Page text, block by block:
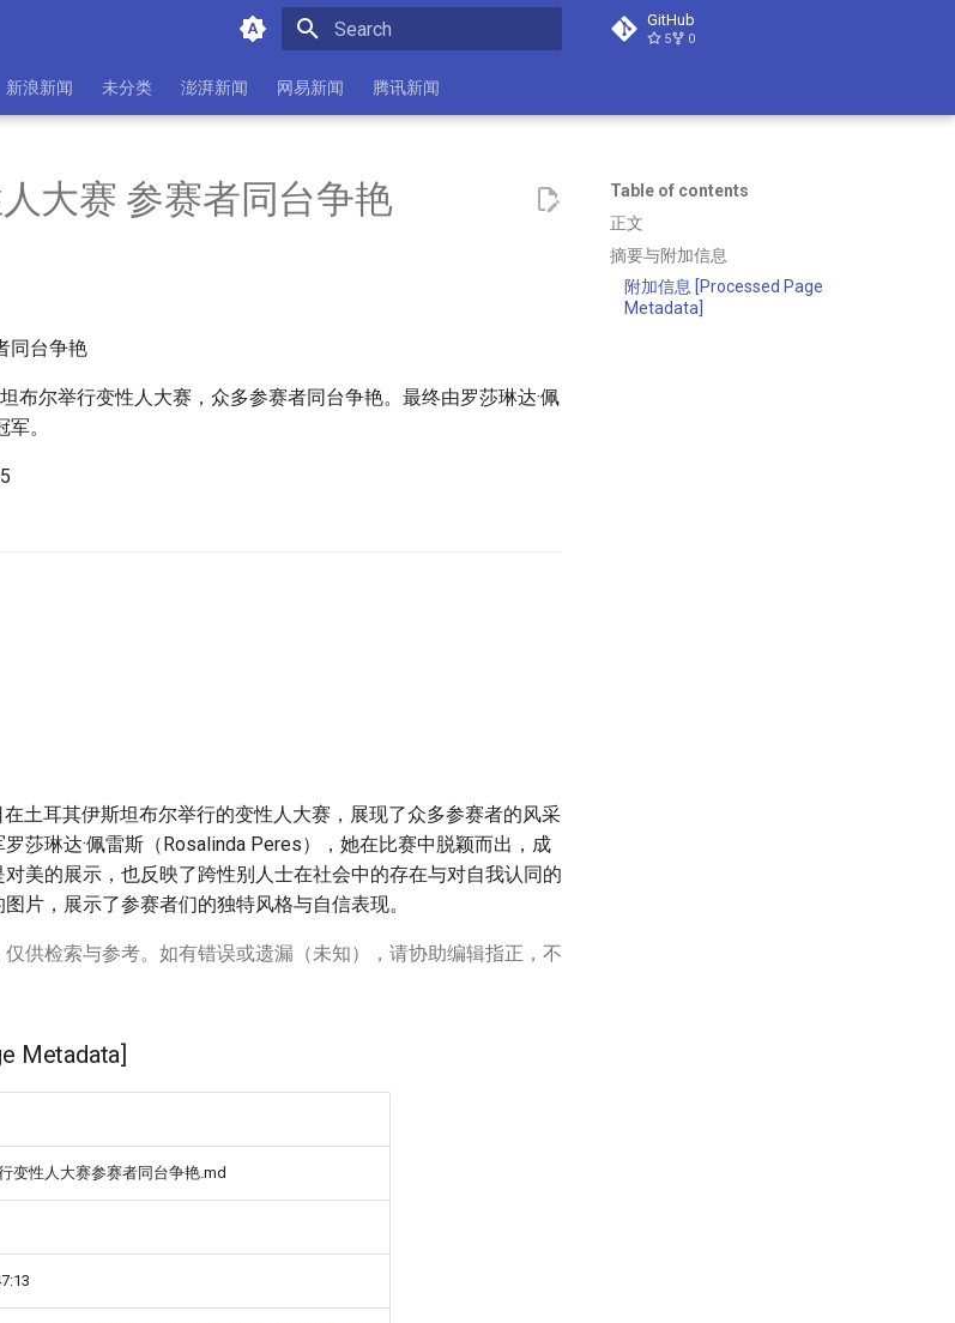
GitHub
5 0
新浪新闻 未分类 澎湃新闻 网易新闻 腾讯新闻
Table of contents
正文
摘要与附加信息
附加信息 [Processed Page
Metadata]
大赛 参赛者同台争艳
布尔举行变性人大赛，众多参赛者同台争艳。最终由罗莎琳达·佩
。
土耳其伊斯坦布尔举行的变性人大赛，展现了众多参赛者的风采
莎琳达·佩雷斯（Rosalinda Peres），她在比赛中脱颖而出，成
美的展示，也反映了跨性别人士在社会中的存在与对自我认同的
片，展示了参赛者们的独特风格与自信表现。
供检索与参考。如有错误或遗漏（未知），请协助编辑指正，不
Metadata]
变性人大赛参赛者同台争艳.md